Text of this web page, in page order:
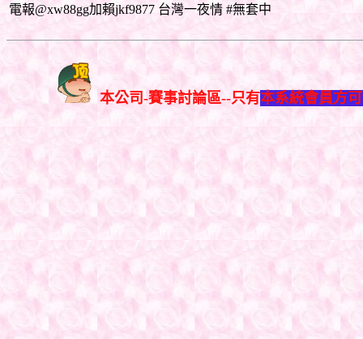
電報@xw88gg加賴jkf9877 台灣一夜情 #無套中
本公司-賽事討論區--只有本系統會員方